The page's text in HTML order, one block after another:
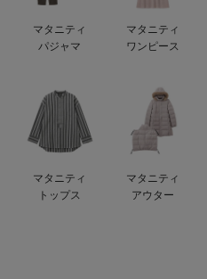
保育園・入園準備特集
ファルスカ
デロンギ
マタニティ
パジャマ
マタニティ
ワンピース
マタニティ
トップス
マタニティ
アウター